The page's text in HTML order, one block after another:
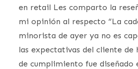
en retail Les comparto la
mi opinión al respecto “La
minorista de ayer ya no es
las expectativas del cliente de
de cumplimiento fue diseñado